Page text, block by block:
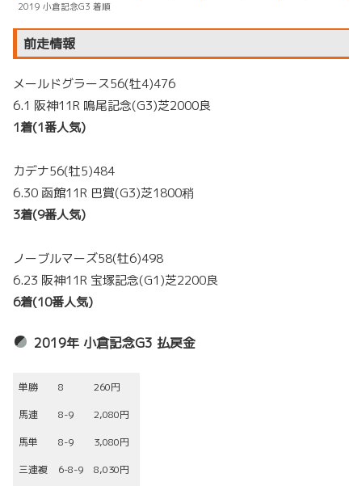
2019 小倉記念G3 着順
前走情報
メールドグラース56(牡4)476
6.1 阪神11R 鳴尾記念(G3)芝2000良
1着(1番人気)
カデナ56(牡5)484
6.30 函館11R 巴賞(G3)芝1800稍
3着(9番人気)
ノーブルマーズ58(牡6)498
6.23 阪神11R 宝塚記念(G1)芝2200良
6着(10番人気)
2019年 小倉記念G3 払戻金
単勝 8
260円
馬連
8-9
2,080円
馬単
8-9
3,080円
三連複
6-8-9 8,030円